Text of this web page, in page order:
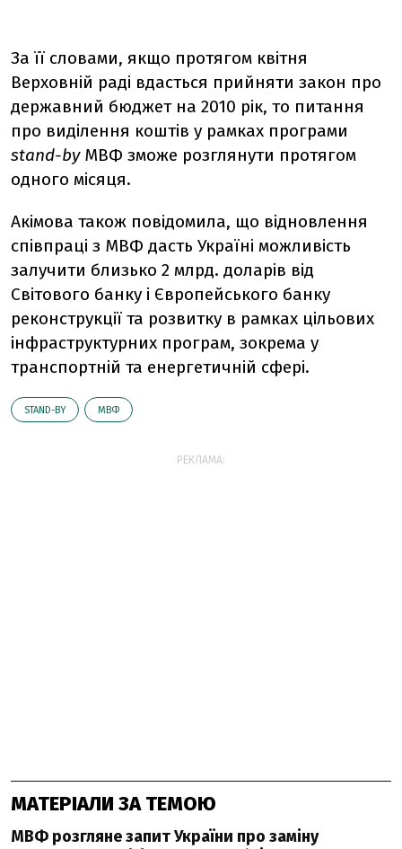
За її словами, якщо протягом квітня
Верховній раді вдасться прийняти закон про
державний бюджет на 2010 рік, то питання
про виділення коштів у рамках програми
stand-byМВФ зможе розглянути протягом
одного місяця.
Акімова також повідомила, що відновлення
співпраці з МВФ дасть Україні можливість
залучити близько 2 млрд. доларів від
Світового банку і Європейського банку
реконструкції та розвитку в рамках цільових
інфраструктурних програм, зокрема у
транспортній та енергетичній сфері.
STAND-BY МВФ
РЕКЛАМА:
МАТЕРІАЛИ ЗА ТЕМОЮ
МВФ розгляне запит України про заміну